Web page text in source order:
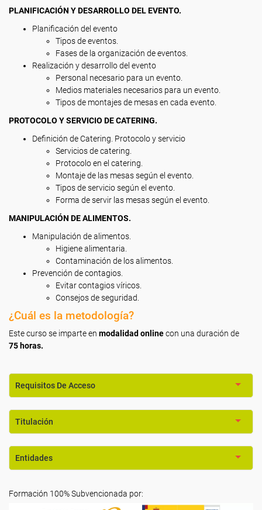
PLANIFICACIÓN Y DESARROLLO DEL EVENTO.
Planificación del evento
Tipos de eventos.
Fases de la organización de eventos.
Realización y desarrollo del evento
Personal necesario para un evento.
Medios materiales necesarios para un evento.
Tipos de montajes de mesas en cada evento.
PROTOCOLO Y SERVICIO DE CATERING.
Definición de Catering. Protocolo y servicio
Servicios de catering.
Protocolo en el catering.
Montaje de las mesas según el evento.
Tipos de servicio según el evento.
Forma de servir las mesas según el evento.
MANIPULACIÓN DE ALIMENTOS.
Manipulación de alimentos.
Higiene alimentaria.
Contaminación de los alimentos.
Prevención de contagios.
Evitar contagios víricos.
Consejos de seguridad.
¿Cuál es la metodología?
Este curso se imparte en modalidad onlinecon una duración de
75 horas.
Requisitos De Acceso
Titulación
Entidades
Formación 100% Subvencionada por: